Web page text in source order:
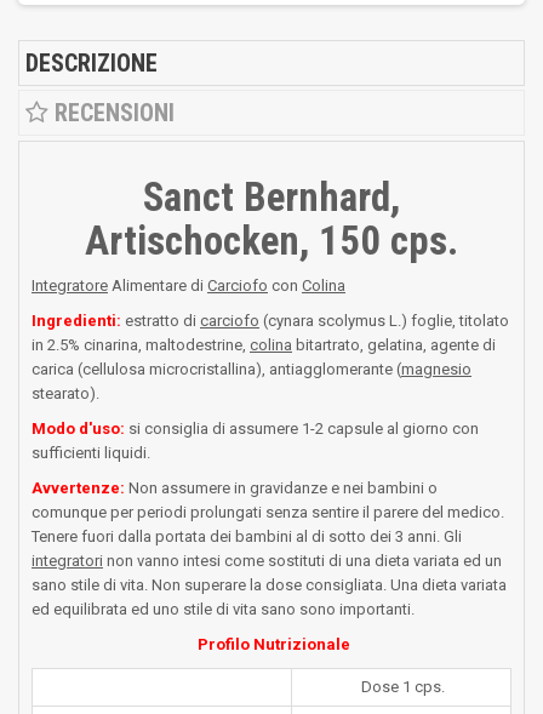
DESCRIZIONE
RECENSIONI
Sanct Bernhard,
Artischocken, 150 cps.
Integratore Alimentare di Carciofo con Colina
Ingredienti: estratto di carciofo (cynara scolymus L.) foglie, titolato
in 2.5% cinarina, maltodestrine, colina bitartrato, gelatina, agente di
carica (cellulosa microcristallina), antiagglomerante (magnesio
stearato).
Modo d'uso: si consiglia di assumere 1-2 capsule al giorno con
sufficienti liquidi.
Avvertenze: Non assumere in gravidanze e nei bambini o
comunque per periodi prolungati senza sentire il parere del medico.
Tenere fuori dalla portata dei bambini al di sotto dei 3 anni. Gli
integratori non vanno intesi come sostituti di una dieta variata ed un
sano stile di vita. Non superare la dose consigliata. Una dieta variata
ed equilibrata ed uno stile di vita sano sono importanti.
Profilo Nutrizionale
Dose 1 cps.